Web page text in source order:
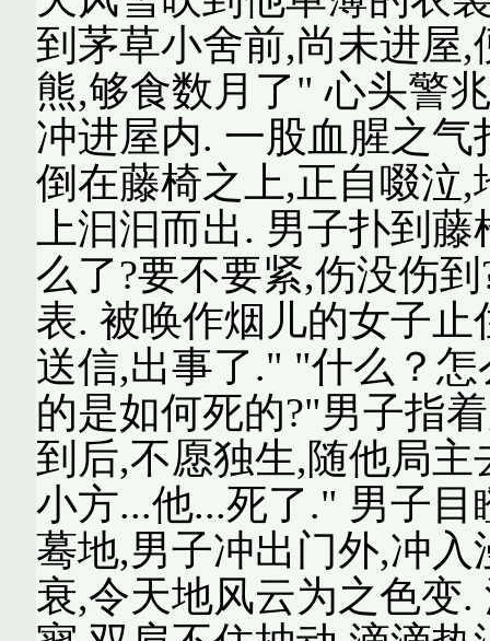
到茅草小舍前,尚未进屋
熊,够食数月了" 心头警
冲进屋内. 一股血腥之
倒在藤椅之上,正自啜泣
上汩汩而出. 男子扑到
么了?要不要紧,伤没伤
表. 被唤作烟儿的女子
送信,出事了." "什么？
的是如何死的?"男子指
到后,不愿独生,随他局
小方...他...死了." 男子
蓦地,男子冲出门外,冲
衰,令天地风云为之色变